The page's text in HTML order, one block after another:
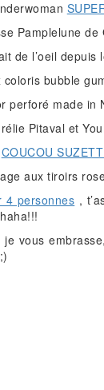
Pamplelune de
de l’oeil
bubble
perforé made in
Pitaval et
COUCOU
aux tiroirs
4 personnes ,
vous